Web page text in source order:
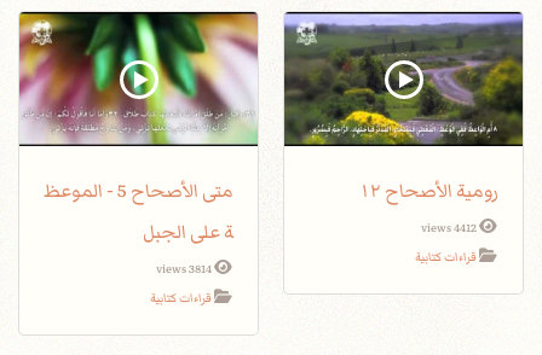
رومية الأصحاح ١٢
4412 views
قراءات كتابية
متى الأصحاح 5 - الموعظ
ة على الجبل
3814 views
قراءات كتابية